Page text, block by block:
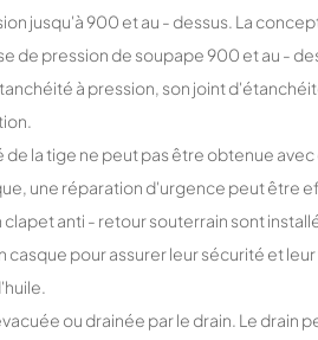
jusqu'à 900 et au - dessus. La
de pression de soupape 900 et au -
à pression, son joint
la tige ne peut pas être obtenue avec
une réparation d'urgence peut être
anti - retour souterrain sont
pour assurer leur sécurité et
ou drainée par le drain. Le drain